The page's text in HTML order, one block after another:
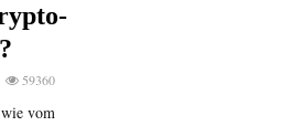
59360
vom